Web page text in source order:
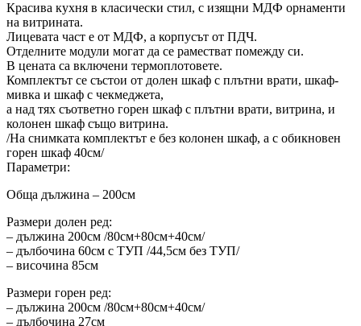
Красива кухня в класически стил, с изящни МДФ орнаменти
на витрината.
Лицевата част е от МДФ, а корпусът от ПДЧ.
Отделните модули могат да се раместват помежду си.
В цената са включени термоплотовете.
Комплектът се състои от долен шкаф с плътни врати, шкаф-
мивка и шкаф с чекмеджета,
а над тях съответно горен шкаф с плътни врати, витрина, и
колонен шкаф също витрина.
/На снимката комплектът е без колонен шкаф, а с обикновен
горен шкаф 40см/
Параметри:
Обща дължина – 200см
Размери долен ред:
– дължина 200см /80см+80см+40см/
– дълбочина 60см с ТУП /44,5см без ТУП/
– височина 85см
Размери горен ред:
– дължина 200см /80см+80см+40см/
– дълбочина 27см